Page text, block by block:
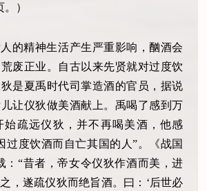
）
的精神生活产生严重影响，酗酒会
废正业。自古以来先贤就对过度饮
是夏禹时代司掌造酒的官员，据说
让仪狄做美酒献上。禹喝了感到万
始疏远仪狄，并不再喝美酒，他感
过度饮酒而自亡其国的人”。《战国
：“昔者，帝女令仪狄作酒而美，进
，遂疏仪狄而绝旨酒。曰：‘后世必